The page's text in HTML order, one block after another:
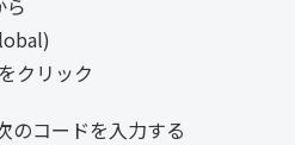
クリック
のコードを入力する